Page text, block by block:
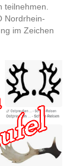
teilnehmen.
Nordrhein-
im Zeichen